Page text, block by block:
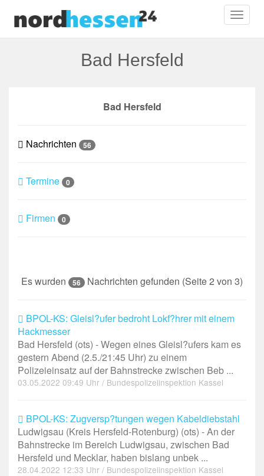
Bad Hersfeld
Bad Hersfeld
Nachrichten 56
Termine 0
Firmen 0
Es wurden 56 Nachrichten gefunden (Seite 2 von 3)
BPOL-KS: Gleisl?ufer bedroht Lokf?hrer mit einem
Hackmesser
Bad Hersfeld (ots) - Wegen eines Gleisl?ufers kam es
gestern Abend (2.5./21:45 Uhr) zu einem
Polizeieinsatz auf der Bahnstrecke zwischen Beb ...
03.05.2022 09:49 Uhr / Bundespolizeiinspektion Kassel
BPOL-KS: Zugversp?tungen wegen Kabeldiebstahl
Ludwigsau (Kreis Hersfeld-Rotenburg) (ots) - An der
Bahnstrecke im Bereich Ludwigsau, zwischen Bad
Hersfeld und Mecklar, haben bislang unbek ...
28.04.2022 12:33 Uhr / Bundespolizeiinspektion Kassel